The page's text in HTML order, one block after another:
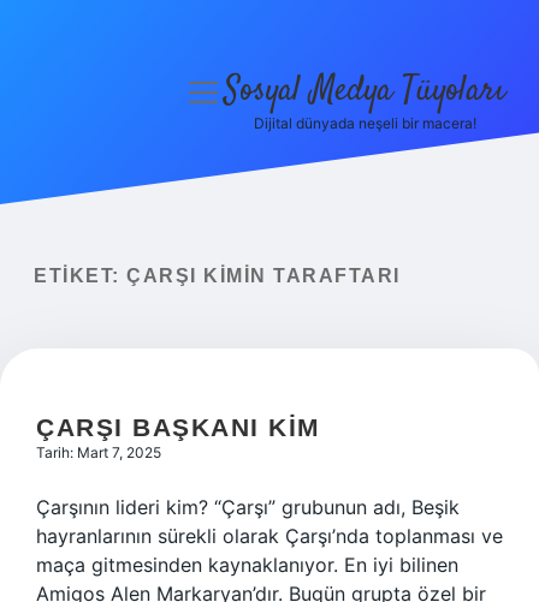
Yasal Uyarı
menüyüSosyal Medya Tüyoları
Dijital dünyada neşeli bir macera!
ETIKET: ÇARŞI KIMIN TARAFTARI
ÇARŞI BAŞKANI KIM
Tarih: Mart 7, 2025
Çarşının lideri kim? “Çarşı” grubunun adı, Beşik
hayranlarının sürekli olarak Çarşı’nda toplanması ve
maça gitmesinden kaynaklanıyor. En iyi bilinen
Amigos Alen Markaryan’dır. Bugün grupta özel bir